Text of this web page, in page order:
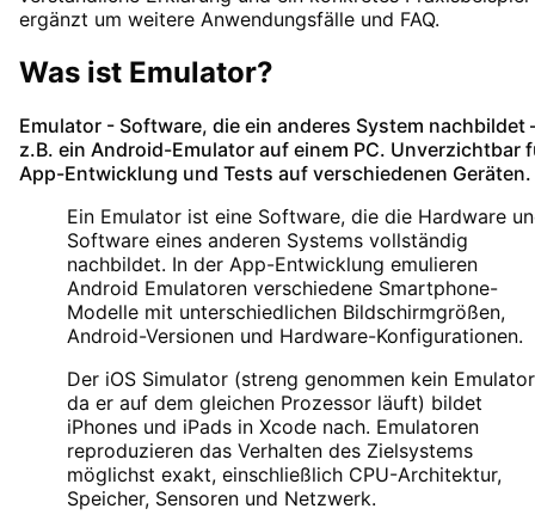
ergänzt um weitere Anwendungsfälle und FAQ.
Was ist Emulator?
Emulator - Software, die ein anderes System nachbildet
z.B. ein Android-Emulator auf einem PC. Unverzichtbar
App-Entwicklung und Tests auf verschiedenen Geräten.
Ein Emulator ist eine Software, die die Hardware
Software eines anderen Systems vollständig
nachbildet. In der App-Entwicklung emulieren
Android Emulatoren verschiedene Smartphone-
Modelle mit unterschiedlichen Bildschirmgrößen,
Android-Versionen und Hardware-Konfigurationen.
Der iOS Simulator (streng genommen kein
da er auf dem gleichen Prozessor läuft) bildet
iPhones und iPads in Xcode nach. Emulatoren
reproduzieren das Verhalten des Zielsystems
möglichst exakt, einschließlich CPU-Architektur,
Speicher, Sensoren und Netzwerk.